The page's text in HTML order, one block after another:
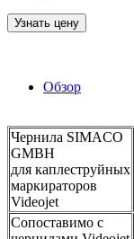
Узнать цену
Обзор
Чернила SIMACO
GMBH
для каплеструйных
маркираторов
Videojet
Сопоставимо с